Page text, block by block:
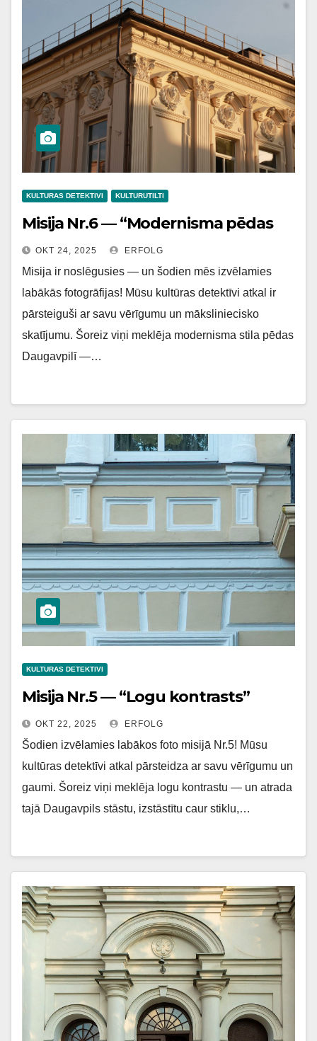
KULTURAS DETEKTIVI KULTURUTILTI
Misija Nr.6 — “Modernisma pēdas
OKT 24, 2025 ERFOLG
Misija ir noslēgusies — un šodien mēs izvēlamies
labākās fotogrāfijas! Mūsu kultūras detektīvi atkal ir
pārsteiguši ar savu vērīgumu un māksliniecisko
skatījumu. Šoreiz viņi meklēja modernisma stila pēdas
Daugavpilī —…
KULTURAS DETEKTIVI
Misija Nr.5 — “Logu kontrasts”
OKT 22, 2025 ERFOLG
Šodien izvēlamies labākos foto misijā Nr.5! Mūsu
kultūras detektīvi atkal pārsteidza ar savu vērīgumu un
gaumi. Šoreiz viņi meklēja logu kontrastu — un atrada
tajā Daugavpils stāstu, izstāstītu caur stiklu,…